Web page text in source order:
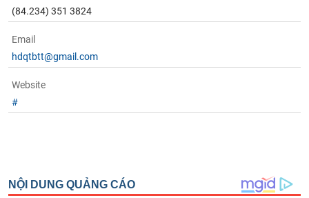
(84.234) 351 3824
Email
hdqtbtt@gmail.com
Website
#
Tin
(-)
Bài
của
tác
Báo
cáo